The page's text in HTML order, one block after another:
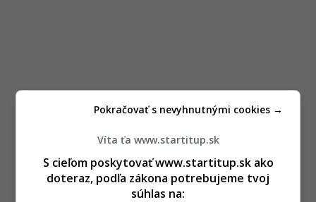
Víta ťa www.startitup.sk
S cieľom poskytovať www.startitup.sk ako
doteraz, podľa zákona potrebujeme tvoj
súhlas na:
Pokračovať s nevyhnutnými cookies →